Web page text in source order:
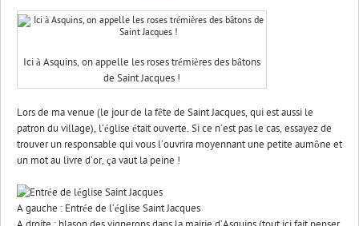
Ici à Asquins, on appelle les roses trémières des bâtons
de Saint Jacques !
Lors de ma venue (le jour de la fête de Saint Jacques, qui est aussi le
patron du village), l’église était ouverte. Si ce n’est pas le cas, essayez de
trouver un responsable qui vous l’ouvrira moyennant une petite aumône et
un mot au livre d’or, ça vaut la peine !
A gauche : Entrée de l’église Saint Jacques